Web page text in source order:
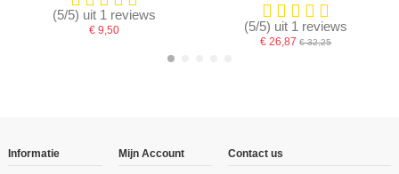
(5/5) uit 1 reviews
€ 9,50 (5/5) uit 1 reviews
€ 26,87€ 32,25
Informatie Mijn Account Contact us